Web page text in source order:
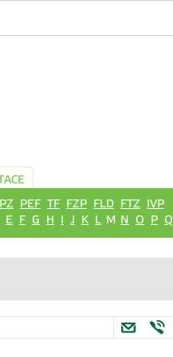
PEF TF FZP FLD FTZ IVP
E F G H I J K L M N O P Q